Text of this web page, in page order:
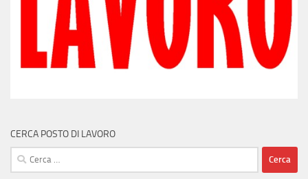
CERCA POSTO DI LAVORO
Ricerca
per: